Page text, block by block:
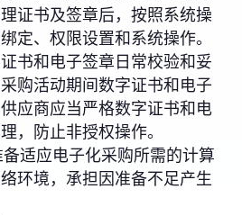
证书及签章后，按照系统操
定、权限设置和系统操作。
书和电子签章日常校验和妥
购活动期间数字证书和电子
应商应当严格数字证书和电
，防止非授权操作。
适应电子化采购所需的计算
环境，承担因准备不足产生